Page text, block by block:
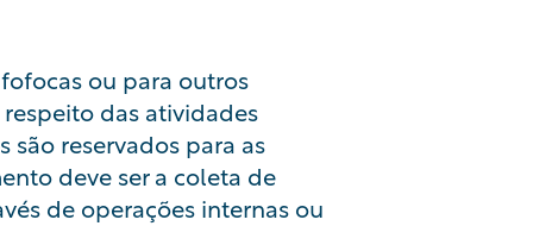
ou para outros
das atividades
são reservados para as
deve ser a coleta de
de operações internas ou